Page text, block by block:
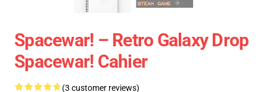
Spacewar! – Retro Galaxy Drop
Spacewar! Cahier
(3 customer reviews)